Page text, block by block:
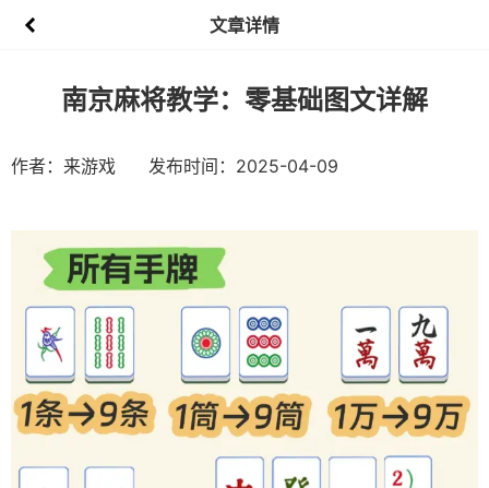
文章详情
南京麻将教学：零基础图文详解
作者：来游戏 发布时间：2025-04-09